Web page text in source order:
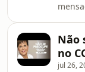
Não
no
jul 26,